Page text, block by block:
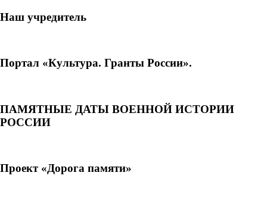
Наш учредитель
Портал «Культура. Гранты России».
ПАМЯТНЫЕ ДАТЫ ВОЕННОЙ ИСТОРИИ
РОССИИ
Проект «Дорога памяти»